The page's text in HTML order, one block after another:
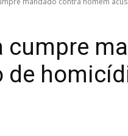
cumpre
de